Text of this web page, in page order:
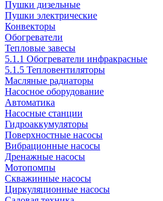
Пушки дизельные
Пушки электрические
Конвекторы
Обогреватели
Тепловые завесы
5.1.1 Обогреватели инфракрасные
5.1.5 Тепловентиляторы
Масляные радиаторы
Насосное оборудование
Автоматика
Насосные станции
Гидроаккумуляторы
Поверхностные насосы
Вибрационные насосы
Дренажные насосы
Мотопомпы
Скважинные насосы
Циркуляционные насосы